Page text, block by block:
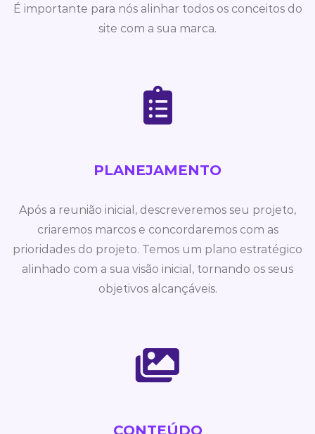
É importante para nós alinhar todos os conceitos do
site com a sua marca.
PLANEJAMENTO
Após a reunião inicial, descreveremos seu projeto,
criaremos marcos e concordaremos com as
prioridades do projeto. Temos um plano estratégico
alinhado com a sua visão inicial, tornando os seus
objetivos alcançáveis.
CONTEÚDO